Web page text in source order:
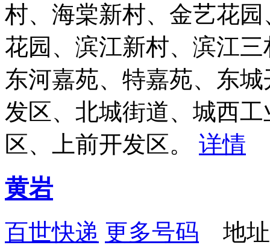
村、海棠新村、金艺花
花园、滨江新村、滨江
东河嘉苑、特嘉苑、东
发区、北城街道、城西
区、上前开发区。 详情
黄岩
百世快递 更多号码 地址